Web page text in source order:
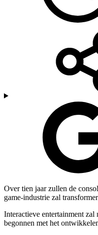
Over tien jaar zullen de
game-industrie zal
Interactieve entertainment
begonnen met het